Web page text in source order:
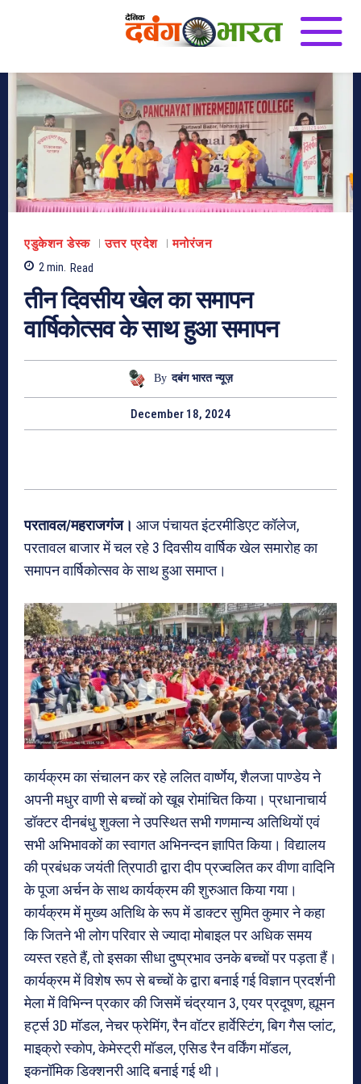
एडुकेशन डेस्क उत्तर प्रदेश
मनोरंजन
2 min. Read
तीन दिवसीय खेल का समापन
वार्षिकोत्सव के साथ हुआ समापन
By दबंग भारत न्यूज़
December 18, 2024
परतावल/महराजगंज। आज पंचायत इंटरमीडिएट कॉलेज,
परतावल बाजार में चल रहे 3 दिवसीय वार्षिक खेल समारोह का
समापन वार्षिकोत्सव के साथ हुआ समाप्त।
कार्यक्रम का संचालन कर रहे ललित वार्ष्णेय, शैलजा पाण्डेय ने
अपनी मधुर वाणी से बच्चों को खूब रोमांचित किया। प्रधानाचार्य
डॉक्टर दीनबंधु शुक्ला ने उपस्थित सभी गणमान्य अतिथियों एवं
सभी अभिभावकों का स्वागत अभिनन्दन ज्ञापित किया। विद्यालय
की प्रबंधक जयंती त्रिपाठी द्वारा दीप प्रज्वलित कर वीणा वादिनि
के पूजा अर्चन के साथ कार्यक्रम की शुरुआत किया गया।
कार्यक्रम में मुख्य अतिथि के रूप में डाक्टर सुमित कुमार ने कहा
कि जितने भी लोग परिवार से ज्यादा मोबाइल पर अधिक समय
व्यस्त रहते हैं, तो इसका सीधा दुष्प्रभाव उनके बच्चों पर पड़ता हैं।
कार्यक्रम में विशेष रूप से बच्चों के द्वारा बनाई गई विज्ञान प्रदर्शनी
मेला में विभिन्न प्रकार की जिसमें चंद्रयान 3, एयर प्रदूषण, ह्यूमन
हर्ट्स 3D मॉडल, नेचर फ्रेमिंग, रैन वॉटर हार्वेस्टिंग, बिग गैस प्लांट,
माइक्रो स्कोप, केमेस्ट्री मॉडल, एसिड रैन वर्किंग मॉडल,
इकनॉमिक डिक्शनरी आदि बनाई गई थी।